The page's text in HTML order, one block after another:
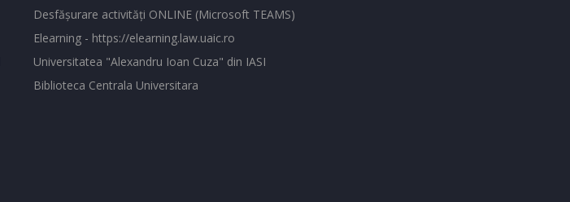
Desfăşurare activităţi ONLINE (Microsoft TEAMS)
Elearning - https://elearning.law.uaic.ro
Universitatea "Alexandru Ioan Cuza" din IASI
Biblioteca Centrala Universitara